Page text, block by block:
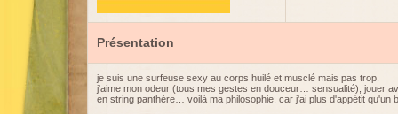
Présentation
je suis une surfeuse sexy au corps huilé et musclé mais pas trop.
j'aime mon odeur (tous mes gestes en douceur… sensualité), jouer
en string panthère… voilà ma philosophie, car j'ai plus d'appétit qu'un